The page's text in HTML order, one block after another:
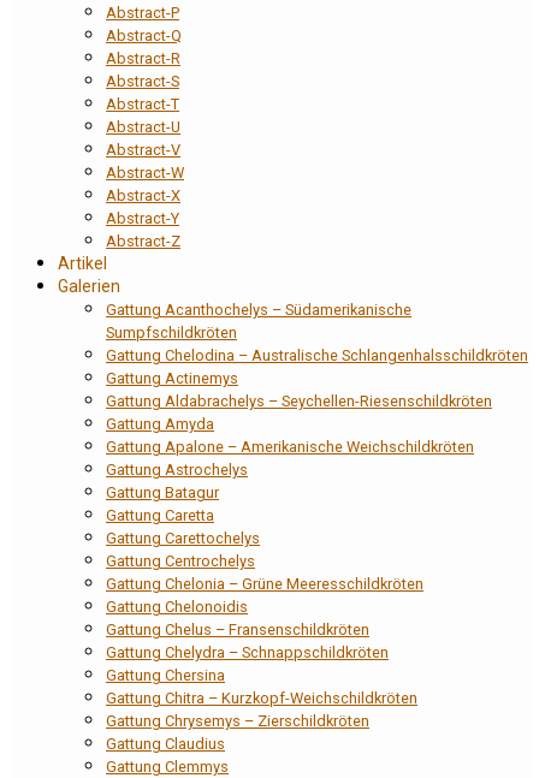
Abstract-P
Abstract-Q
Abstract-R
Abstract-S
Abstract-T
Abstract-U
Abstract-V
Abstract-W
Abstract-X
Abstract-Y
Abstract-Z
Artikel
Galerien
Gattung Acanthochelys – Südamerikanische
Sumpfschildkröten
Gattung Chelodina – Australische Schlangenhalsschildkröten
Gattung Actinemys
Gattung Aldabrachelys – Seychellen-Riesenschildkröten
Gattung Amyda
Gattung Apalone – Amerikanische Weichschildkröten
Gattung Astrochelys
Gattung Batagur
Gattung Caretta
Gattung Carettochelys
Gattung Centrochelys
Gattung Chelonia – Grüne Meeresschildkröten
Gattung Chelonoidis
Gattung Chelus – Fransenschildkröten
Gattung Chelydra – Schnappschildkröten
Gattung Chersina
Gattung Chitra – Kurzkopf-Weichschildkröten
Gattung Chrysemys – Zierschildkröten
Gattung Claudius
Gattung Clemmys